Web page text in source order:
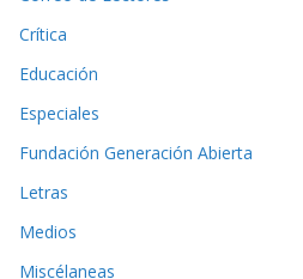
Crítica
Educación
Especiales
Fundación Generación Abierta
Letras
Medios
Miscélaneas